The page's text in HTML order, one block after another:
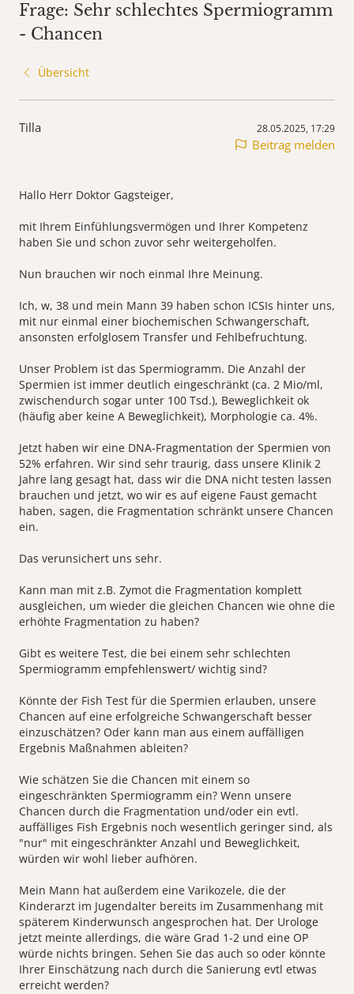
Frage: Sehr schlechtes Spermiogramm
- Chancen
Übersicht
Tilla 28.05.2025, 17:29
Beitrag melden
Hallo Herr Doktor Gagsteiger,
mit Ihrem Einfühlungsvermögen und Ihrer Kompetenz
haben Sie und schon zuvor sehr weitergeholfen.
Nun brauchen wir noch einmal Ihre Meinung.
Ich, w, 38 und mein Mann 39 haben schon ICSIs hinter uns,
mit nur einmal einer biochemischen Schwangerschaft,
ansonsten erfolglosem Transfer und Fehlbefruchtung.
Unser Problem ist das Spermiogramm. Die Anzahl der
Spermien ist immer deutlich eingeschränkt (ca. 2 Mio/ml,
zwischendurch sogar unter 100 Tsd.), Beweglichkeit ok
(häufig aber keine A Beweglichkeit), Morphologie ca. 4%.
Jetzt haben wir eine DNA-Fragmentation der Spermien von
52% erfahren. Wir sind sehr traurig, dass unsere Klinik 2
Jahre lang gesagt hat, dass wir die DNA nicht testen lassen
brauchen und jetzt, wo wir es auf eigene Faust gemacht
haben, sagen, die Fragmentation schränkt unsere Chancen
ein.
Das verunsichert uns sehr.
Kann man mit z.B. Zymot die Fragmentation komplett
ausgleichen, um wieder die gleichen Chancen wie ohne die
erhöhte Fragmentation zu haben?
Gibt es weitere Test, die bei einem sehr schlechten
Spermiogramm empfehlenswert/ wichtig sind?
Könnte der Fish Test für die Spermien erlauben, unsere
Chancen auf eine erfolgreiche Schwangerschaft besser
einzuschätzen? Oder kann man aus einem auffälligen
Ergebnis Maßnahmen ableiten?
Wie schätzen Sie die Chancen mit einem so
eingeschränkten Spermiogramm ein? Wenn unsere
Chancen durch die Fragmentation und/oder ein evtl.
auffälliges Fish Ergebnis noch wesentlich geringer sind, als
"nur" mit eingeschränkter Anzahl und Beweglichkeit,
würden wir wohl lieber aufhören.
Mein Mann hat außerdem eine Varikozele, die der
Kinderarzt im Jugendalter bereits im Zusammenhang mit
späterem Kinderwunsch angesprochen hat. Der Urologe
jetzt meinte allerdings, die wäre Grad 1-2 und eine OP
würde nichts bringen. Sehen Sie das auch so oder könnte
Ihrer Einschätzung nach durch die Sanierung evtl etwas
erreicht werden?